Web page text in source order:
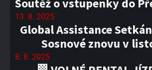
Soutěž o vstupenky do
13. 8. 2025
Global Assistance
Sosnové znovu v
8. 8. 2025